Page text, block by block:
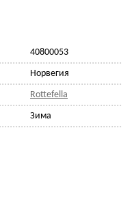
40800053
Норвегия
Rottefella
Зима